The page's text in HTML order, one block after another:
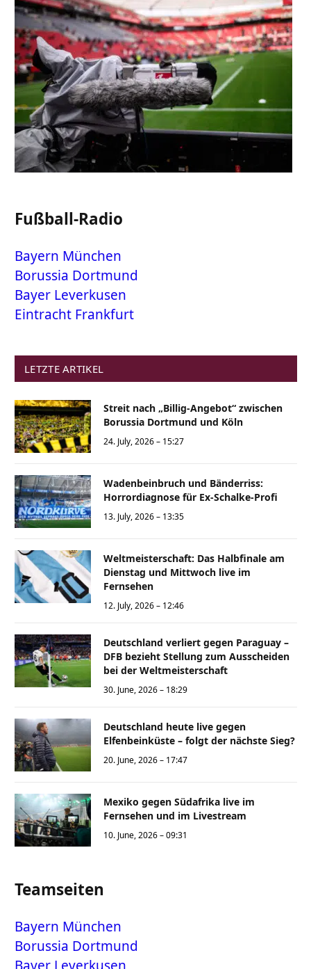
Fußball-Radio
Bayern München
Borussia Dortmund
Bayer Leverkusen
Eintracht Frankfurt
LETZTE ARTIKEL
Streit nach „Billig-Angebot“ zwischen
Borussia Dortmund und Köln
24. July, 2026 – 15:27
Wadenbeinbruch und Bänderriss:
Horrordiagnose für Ex-Schalke-Profi
13. July, 2026 – 13:35
Weltmeisterschaft: Das Halbfinale am
Dienstag und Mittwoch live im
Fernsehen
12. July, 2026 – 12:46
Deutschland verliert gegen Paraguay –
DFB bezieht Stellung zum Ausscheiden
bei der Weltmeisterschaft
30. June, 2026 – 18:29
Deutschland heute live gegen
Elfenbeinküste – folgt der nächste Sieg?
20. June, 2026 – 17:47
Mexiko gegen Südafrika live im
Fernsehen und im Livestream
10. June, 2026 – 09:31
Teamseiten
Bayern München
Borussia Dortmund